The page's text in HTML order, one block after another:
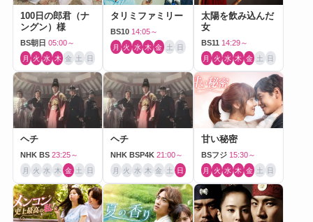
100日の郎君（ナ
ングン）様
BS朝日 05:00～
月 火 水 木 金 土 日
タリミファミリー
BS10 14:05～
月 火 水 木 金 土 日
太陽を飲み込んだ
女
BS11 14:29～
月 火 水 木 金 土 日
ヘチ
NHK BS 23:25～
月 火 水 木 金 土 日
ヘチ
NHK BSP4K 21:00～
月 火 水 木 金 土 日
甘い秘密
BSフジ 15:30～
月 火 水 木 金 土 日